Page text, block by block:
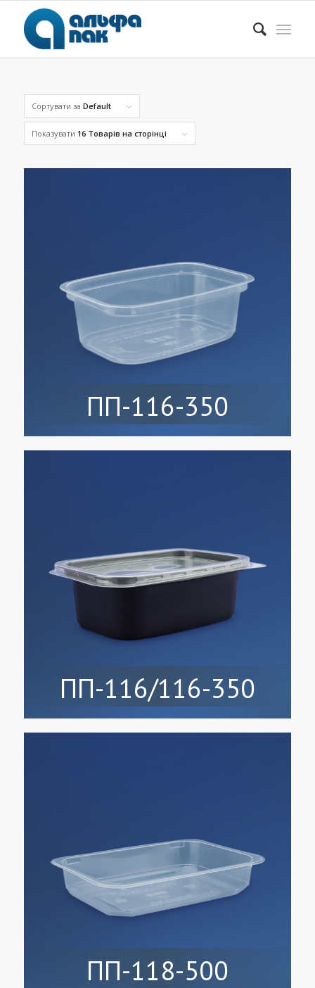
Сортувати за Default
Показувати 16 Товарів на сторінці
ПП-116-350
ПП-116/116-350
ПП-118-500